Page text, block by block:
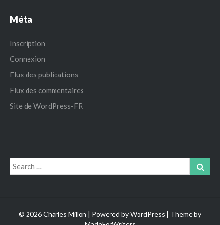
Méta
Inscription
Connexion
Flux des publications
Flux des commentaires
Site de WordPress-FR
Search
for:
© 2026 Charles Millon | Powered byWordPress | Theme by